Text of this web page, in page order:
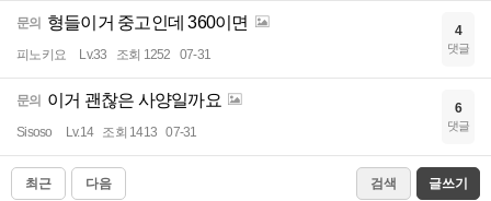
문의 형들이거 중고인데 360이면
피노키요 Lv.33 조회 1252 07-31
4
댓글
문의 이거 괜찮은 사양일까요
Sisoso Lv.14 조회 1413 07-31
6
댓글
최근 다음 검색 글쓰기